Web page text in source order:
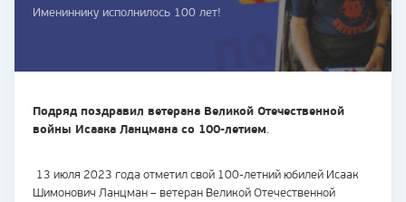
Имениннику исполнилось 100 лет!
Подряд поздравил ветерана Великой Отечественной
войны Исаака Ланцмана со 100-летием.
13 июля 2023 года отметил свой 100-летний юбилей Исаак
Шимонович Ланцман – ветеран Великой Отечественной